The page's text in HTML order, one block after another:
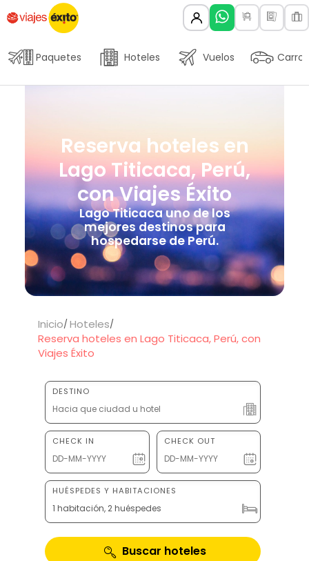
Paquetes Hoteles Vuelos Carros
Reserva hoteles en
Lago Titicaca, Perú,
con Viajes Éxito
Lago Titicaca uno de los
mejores destinos para
hospedarse de Perú.
Inicio Hoteles
Reserva hoteles en Lago Titicaca, Perú, con
Viajes Éxito
DESTINO
CHECK IN CHECK OUT
HUÉSPEDES Y HABITACIONES
1 habitación, 2 huéspedes
Buscar hoteles